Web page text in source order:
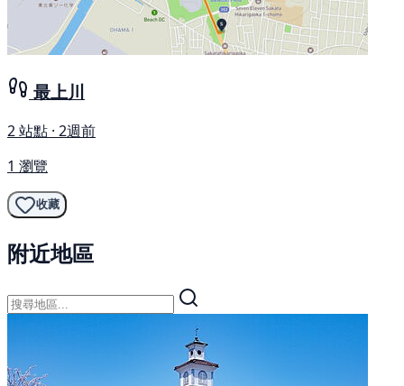
最上川
2 站點 · 2週前
1 瀏覽
收藏
附近地區